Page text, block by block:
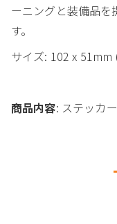
ーニングと装備品を
す。
サイズ: 102 x
商品内容: ステッカ